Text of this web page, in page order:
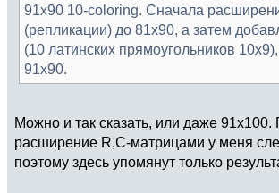
91х90 10-coloring. Сначала
(репликации) до 81х90, а затем
(10 латинских прямоугольников
91х90.
Можно и так сказать, или даже 91x100.
расширение R,C-матрицами у меня
поэтому здесь упомянут только